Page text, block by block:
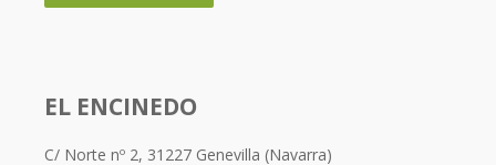
EL ENCINEDO
C/ Norte nº 2, 31227 Genevilla (Navarra)